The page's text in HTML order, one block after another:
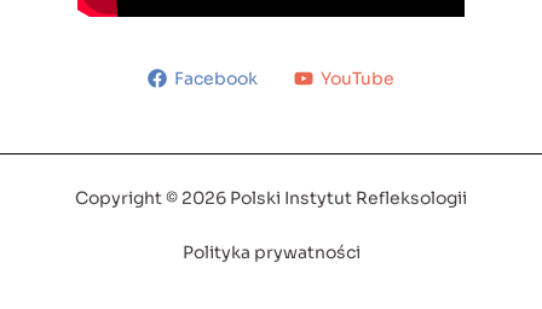
Facebook YouTube
Copyright © 2026 Polski Instytut Refleksologii
Polityka prywatności